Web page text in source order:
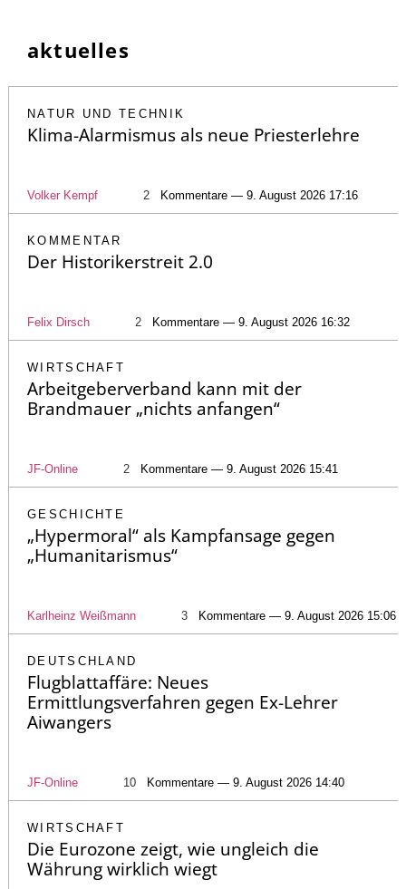
aktuelles
NATUR UND TECHNIK
Klima-Alarmismus als neue Priesterlehre
Volker Kempf 2 Kommentare — 9. August 2026 17:16
KOMMENTAR
Der Historikerstreit 2.0
Felix Dirsch 2 Kommentare — 9. August 2026 16:32
WIRTSCHAFT
Arbeitgeberverband kann mit der
Brandmauer „nichts anfangen“
JF-Online 2 Kommentare — 9. August 2026 15:41
GESCHICHTE
„Hypermoral“ als Kampfansage gegen
„Humanitarismus“
Karlheinz Weißmann 3 Kommentare — 9. August 2026 15:06
DEUTSCHLAND
Flugblattaffäre: Neues
Ermittlungsverfahren gegen Ex-Lehrer
Aiwangers
JF-Online 10 Kommentare — 9. August 2026 14:40
WIRTSCHAFT
Die Eurozone zeigt, wie ungleich die
Währung wirklich wiegt